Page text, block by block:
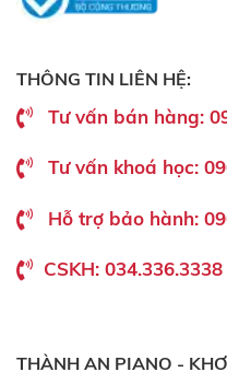
THÔNG TIN LIÊN HỆ:
Tư vấn bán hàng:
Tư vấn khoá học:
Hỗ trợ bảo hành:
CSKH: 034.336.3338
THÀNH AN PIANO -